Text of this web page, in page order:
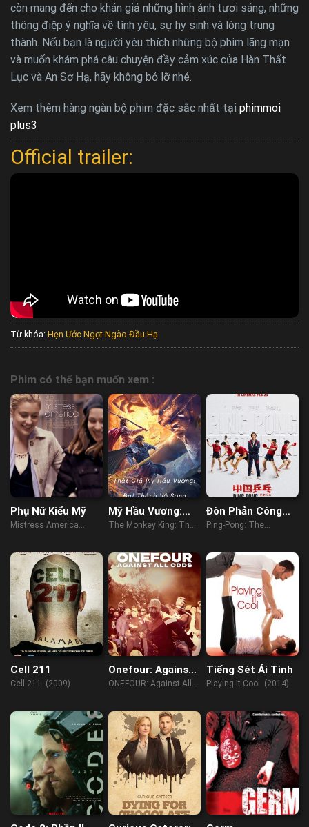
còn mang đến cho khán giả những hình ảnh tươi sáng, những
thông điệp ý nghĩa về tình yêu, sự hy sinh và lòng trung
thành. Nếu bạn là người yêu thích những bộ phim lãng mạn
và muốn khám phá câu chuyện đầy cảm xúc của Hàn Thất
Lục và An Sơ Hạ, hãy không bỏ lỡ nhé.
Xem thêm hàng ngàn bộ phim đặc sắc nhất tại phimmoi
plus3
Official trailer:
Từ khóa: Hẹn Ước Ngọt Ngào Đầu Hạ.
Phim có thể bạn muốn xem :
Phụ Nữ Kiểu Mỹ
Mistress America
Mỹ Hầu Vương:
Thật Giả Tôn Ngộ
The Monkey King: The
(2019)
Đòn Phản Công
Tuyệt Đỉnh
Ping-Pong: The
Cell 211
Cell 211 (2009)
Onefour: Against
All Odds
ONEFOUR: Against All
Tiếng Sét Ái Tình
Playing It Cool (2014)